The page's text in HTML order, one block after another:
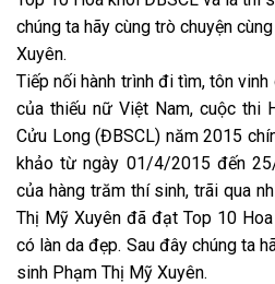
chúng ta hãy cùng trò chuyện
Xuyên.
Tiếp nối hành trình đi tìm, tôn
của thiếu nữ Việt Nam, cuộc thi
Cửu Long (ĐBSCL) năm 2015
khảo từ ngày 01/4/2015 đến
của hàng trăm thí sinh, trãi qua
Thị Mỹ Xuyên đã đạt Top 10
có làn da đẹp. Sau đây chúng ta
sinh Phạm Thị Mỹ Xuyên.